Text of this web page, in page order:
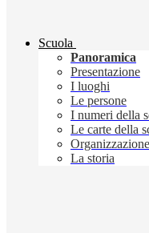
Scuola
Panoramica
Presentazione
I luoghi
Le persone
I numeri della
Le carte della
Organizzazione
La storia